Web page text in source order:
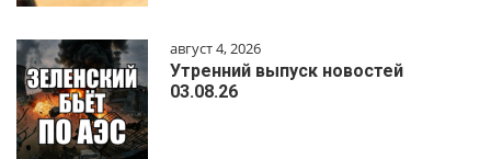
август 4, 2026
Утренний выпуск новостей
03.08.26